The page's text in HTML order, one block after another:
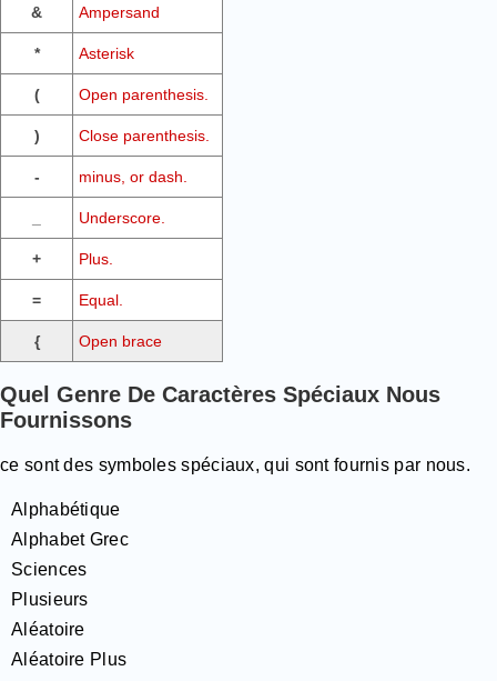
& Ampersand
* Asterisk
( Open parenthesis.
) Close parenthesis.
- minus, or dash.
Underscore.
+ Plus.
= Equal.
{ Open brace
Quel Genre De Caractères Spéciaux Nous
Fournissons
ce sont des symboles spéciaux, qui sont fournis par nous.
Alphabétique
Alphabet Grec
Sciences
Plusieurs
Aléatoire
Aléatoire Plus